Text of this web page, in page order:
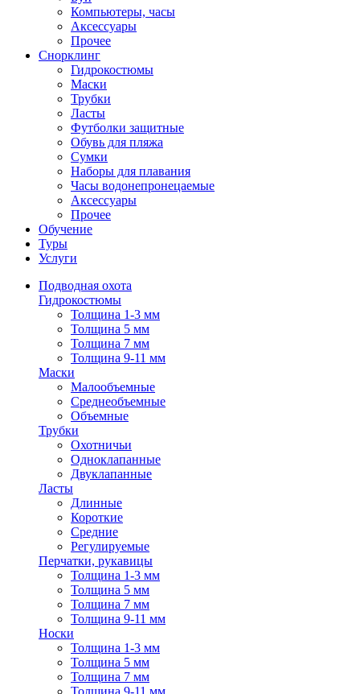
Компьютеры, часы
Аксессуары
Прочее
Снорклинг
Гидрокостюмы
Маски
Трубки
Ласты
Футболки защитные
Обувь для пляжа
Сумки
Наборы для плавания
Часы водонепронецаемые
Аксессуары
Прочее
Обучение
Туры
Услуги
Подводная охота
Гидрокостюмы
Толщина 1-3 мм
Толщина 5 мм
Толщина 7 мм
Толщина 9-11 мм
Маски
Малообъемные
Среднеобъемные
Объемные
Трубки
Охотничьи
Одноклапанные
Двуклапанные
Ласты
Длинные
Короткие
Средние
Регулируемые
Перчатки, рукавицы
Толщина 1-3 мм
Толщина 5 мм
Толщина 7 мм
Толщина 9-11 мм
Носки
Толщина 1-3 мм
Толщина 5 мм
Толщина 7 мм
Толщина 9-11 мм